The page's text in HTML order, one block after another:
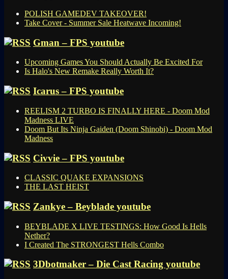
POLISH GAMEDEV TAKEOVER!
Take Cover - Summer Sale Heatwave Incoming!
Gman – FPS youtube
Upcoming Games You Should Actually Be Excited For
Is Halo's New Remake Really Worth It?
Icarus – FPS youtube
REELISM 2 TURBO IS FINALLY HERE - Doom Mod
Madness LIVE
Doom But Its Ninja Gaiden (Doom Shinobi) - Doom Mod
Madness
Civvie – FPS youtube
CLASSIC QUAKE EXPANSIONS
THE LAST HEIST
Zankye – Beyblade youtube
BEYBLADE X LIVE TESTINGS: How Good Is Hells
Nether?
I Created The STRONGEST Hells Combo
3Dbotmaker – Die Cast Racing youtube